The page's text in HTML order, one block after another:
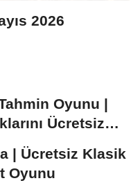
2026
Oyunu |
Ücretsiz
| Ücretsiz Klasik
Oyunu